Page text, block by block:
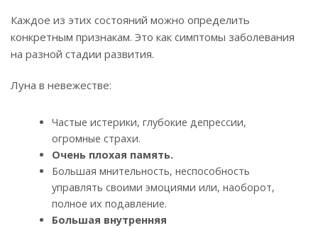
Каждое из этих состояний можно определить
конкретным признакам. Это как симптомы заболевания
на разной стадии развития.
Луна в невежестве:
Частые истерики, глубокие депрессии,
огромные страхи.
Очень плохая память.
Большая мнительность, неспособность
управлять своими эмоциями или, наоборот,
полное их подавление.
Большая внутренняя